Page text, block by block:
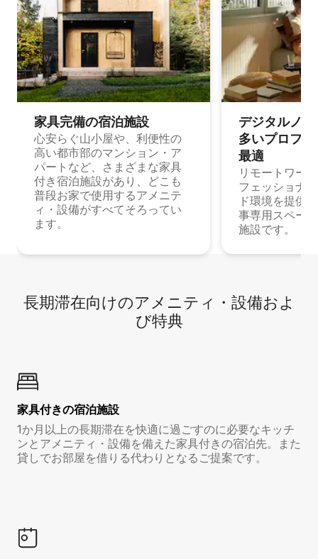
家具完備の宿⁠泊⁠施⁠設
心安らぐ山小屋や、利便性の
高い都市部のマンション・ア
パートなど、さまざまな家具
付き宿泊施設があり、どこも
普段お家で使用するアメニテ
ィ・設備がすべてそろってい
ます。
デジタルノ
多⁠いプ⁠ロ⁠フ⁠
最⁠適
リモートワー
フェッショナ
ド環境を提供
事専用スペー
施設です。
長期滞在向け⁠のア⁠メ⁠ニ⁠テ⁠ィ⁠・設⁠備⁠およ
び特⁠典
家具付き⁠の宿⁠泊⁠施⁠設
1か月以上の長期滞在を快適に過ごすのに必要なキッチ
ンとアメニティ・設備を備えた家具付きの宿泊先。また
貸しでお部屋を借りる代わりとなるご提案です。